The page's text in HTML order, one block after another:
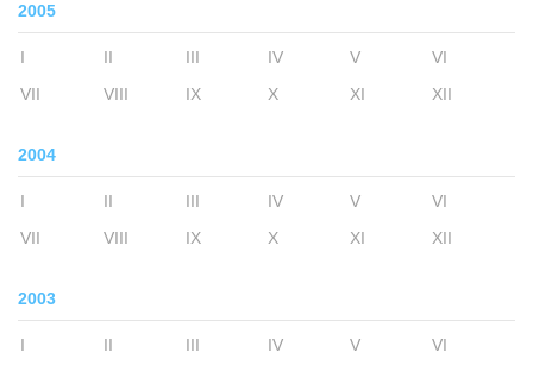
2005
I II III IV V
VI
VII
VIII IX X XI XII
2004
I II III IV V
VI
VII
VIII IX X XI XII
2003
I II III IV V
VI